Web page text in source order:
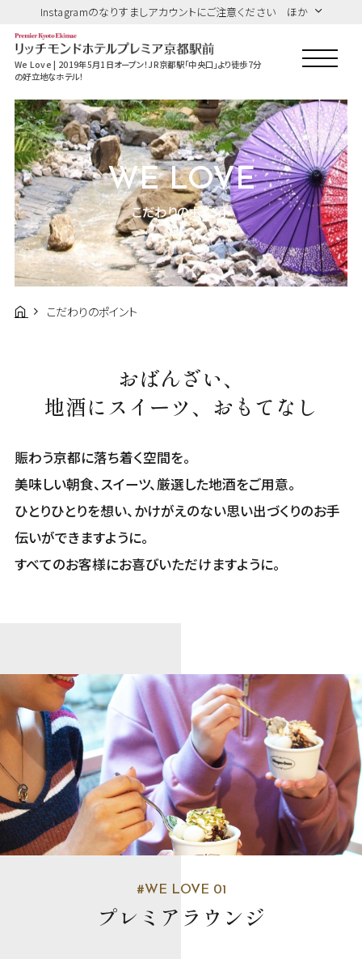
Instagramのなりすましアカウントにご注意ください ほか
We Love | 2019年5月1日オープン！JR京都駅「中央口」より徒歩7分
の好立地なホテル！
WE LOVE
こだわりのポイント
こだわりのポイント
おばんざい、
地酒にスイーツ、おもてなし
賑わう京都に落ち着く空間を。
美味しい朝食、スイーツ、厳選した地酒をご用意。
ひとりひとりを想い、かけがえのない思い出づくりのお手
伝いができますように。
すべてのお客様にお喜びいただけますように。
#WE LOVE 01
プレミアラウンジ